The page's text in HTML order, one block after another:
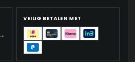
VEILIG BETALEN MET